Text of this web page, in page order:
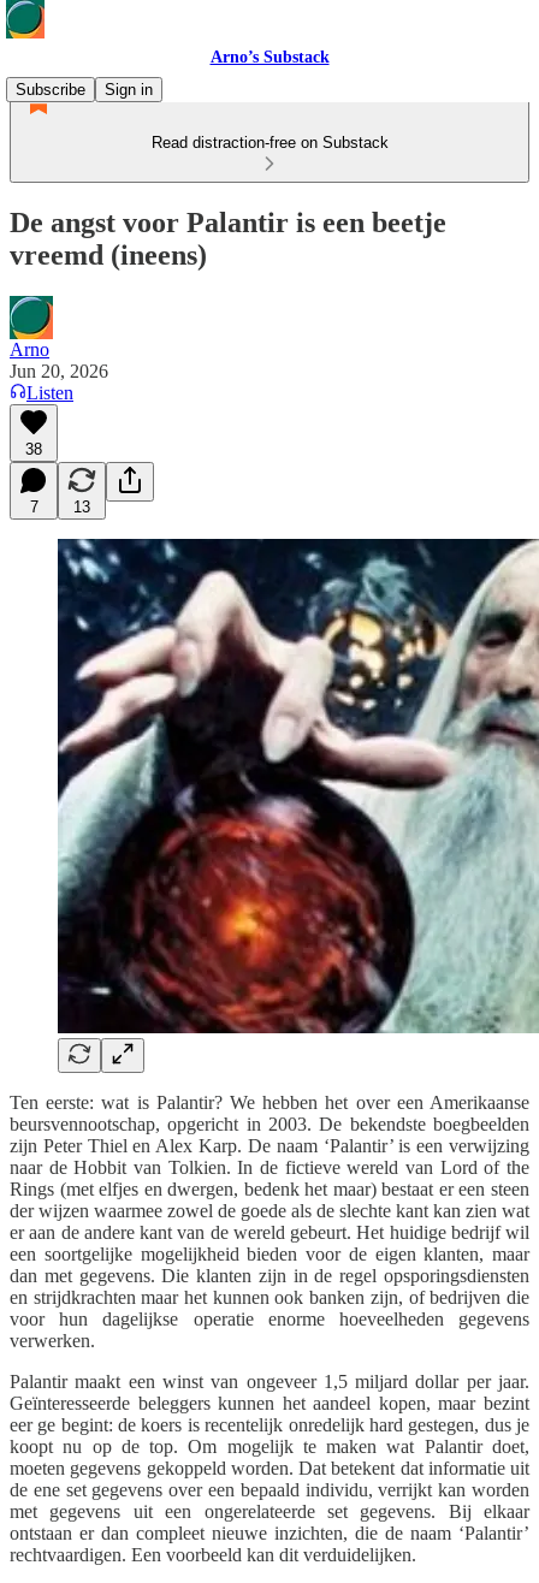
Arno’s Substack
Subscribe
Sign in
Read distraction-free on Substack
De angst voor Palantir is een beetje
vreemd (ineens)
Arno
Jun 20, 2026
Listen
38
7 13
Ten eerste: wat is Palantir? We hebben het over een Amerikaanse
beursvennootschap, opgericht in 2003. De bekendste boegbeelden
zijn Peter Thiel en Alex Karp. De naam ‘Palantir’ is een verwijzing
naar de Hobbit van Tolkien. In de fictieve wereld van Lord of the
Rings (met elfjes en dwergen, bedenk het maar) bestaat er een steen
der wijzen waarmee zowel de goede als de slechte kant kan zien wat
er aan de andere kant van de wereld gebeurt. Het huidige bedrijf wil
een soortgelijke mogelijkheid bieden voor de eigen klanten, maar
dan met gegevens. Die klanten zijn in de regel opsporingsdiensten
en strijdkrachten maar het kunnen ook banken zijn, of bedrijven die
voor hun dagelijkse operatie enorme hoeveelheden gegevens
verwerken.
Palantir maakt een winst van ongeveer 1,5 miljard dollar per jaar.
Geïnteresseerde beleggers kunnen het aandeel kopen, maar bezint
eer ge begint: de koers is recentelijk onredelijk hard gestegen, dus je
koopt nu op de top. Om mogelijk te maken wat Palantir doet,
moeten gegevens gekoppeld worden. Dat betekent dat informatie uit
de ene set gegevens over een bepaald individu, verrijkt kan worden
met gegevens uit een ongerelateerde set gegevens. Bij elkaar
ontstaan er dan compleet nieuwe inzichten, die de naam ‘Palantir’
rechtvaardigen. Een voorbeeld kan dit verduidelijken.